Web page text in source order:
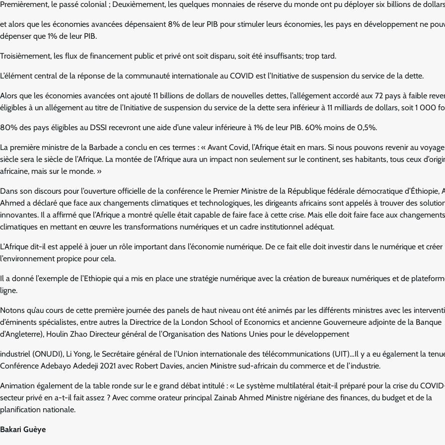
Premièrement, le passé colonial ; Deuxièmement, les quelques monnaies de réserve du monde ont pu déployer six billions de
et alors que les économies avancées dépensaient 8% de leur PIB pour stimuler leurs économies, les pays en développement ne
dépenser que 1% de leur PIB.
Troisièmement, les flux de financement public et privé ont soit disparu, soit été insuffisants; trop tard.
L’élément central de la réponse de la communauté internationale au COVID est l’Initiative de suspension du service de la dette.
Alors que les économies avancées ont ajouté 11 billions de dollars de nouvelles dettes, l’allégement accordé aux 72 pays à faible
éligibles à un allégement au titre de l’Initiative de suspension du service de la dette sera inférieur à 11 milliards de dollars, soit 1 000
80% des pays éligibles au DSSI recevront une aide d’une valeur inférieure à 1% de leur PIB. 60% moins de 0,5%.
La première ministre de la Barbade a conclu en ces termes : « Avant Covid, l’Afrique était en mars. Si nous pouvons revenir au
siècle sera le siècle de l’Afrique. La montée de l’Afrique aura un impact non seulement sur le continent, ses habitants, tous ceux
africaine, mais sur le monde. »
Dans son discours pour l’ouverture officielle de la conférence le Premier Ministre de la République fédérale démocratique d’Éthiopie,
Ahmed a déclaré que face aux changements climatiques et technologiques, les dirigeants africains sont appelés à trouver des
innovantes. Il a affirmé que l’Afrique a montré qu’elle était capable de faire face à cette crise. Mais elle doit faire face aux changements
climatiques en mettant en œuvre les transformations numériques et un cadre institutionnel adéquat.
L’Afrique dit-il est appelé à jouer un rôle important dans l’économie numérique. De ce fait elle doit investir dans le numérique et créer
l’environnement propice pour cela.
Il a donné l’exemple de l’Ethiopie qui a mis en place une stratégie numérique avec la création de bureaux numériques et de
ligne.
Notons qu’au cours de cette première journée des panels de haut niveau ont été animés par les différents ministres avec les
d’éminents spécialistes, entre autres la Directrice de la London School of Economics et ancienne Gouverneure adjointe de la Banque
d’Angleterre), Houlin Zhao Directeur général de l’Organisation des Nations Unies pour le développement
industriel (ONUDI), Li Yong, le Secrétaire général de l’Union internationale des télécommunications (UIT)…Il y a eu également la
Conférence Adebayo Adedeji 2021 avec Robert Davies, ancien Ministre sud-africain du commerce et de l’industrie.
Animation également de la table ronde sur le e grand débat intitulé : « Le système multilatéral était-il préparé pour la crise du
secteur privé en a-t-il fait assez ? Avec comme orateur principal Zainab Ahmed Ministre nigériane des finances, du budget et de la
planification nationale.
Bakari Guèye